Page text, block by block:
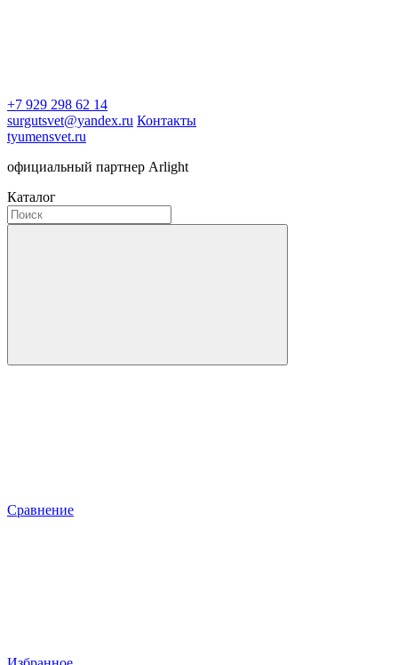
+7 929 298 62 14
surgutsvet@yandex.ru Контакты
tyumensvet.ru
официальный партнер Arlight
Каталог
Сравнение